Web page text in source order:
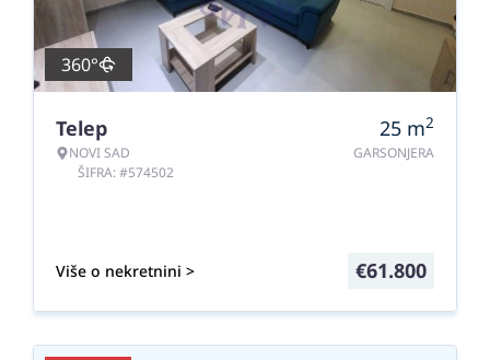
360°
Telep
NOVI SAD
ŠIFRA: #574502
25 m2
GARSONJERA
Više o nekretnini > €61.800